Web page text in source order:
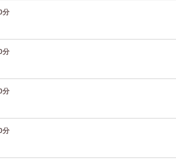
分
分
分
分